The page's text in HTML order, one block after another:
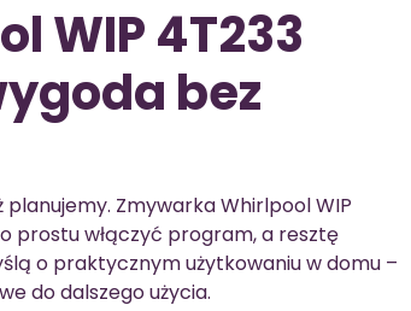
WIP 4T233
bez
Zmywarka Whirlpool WIP
prostu włączyć program, a resztę
o praktycznym użytkowaniu w domu –
do dalszego użycia.